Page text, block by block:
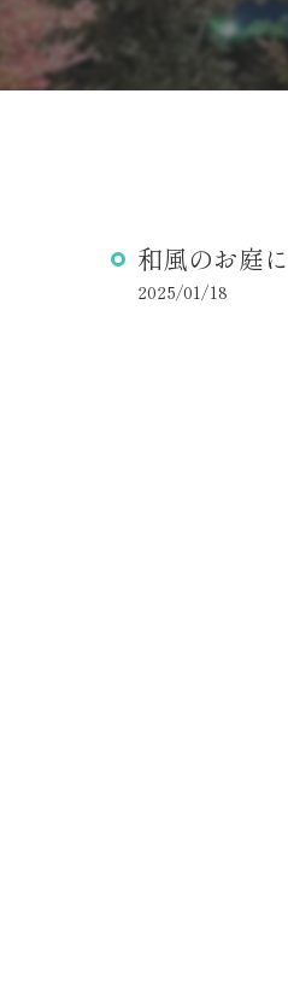
和風のお庭
2025/01/18